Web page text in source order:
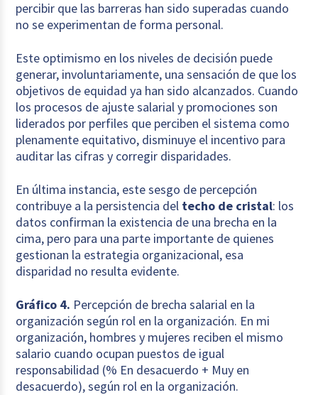
percibir que las barreras han sido superadas cuando
no se experimentan de forma personal.
Este optimismo en los niveles de decisión puede
generar, involuntariamente, una sensación de que los
objetivos de equidad ya han sido alcanzados. Cuando
los procesos de ajuste salarial y promociones son
liderados por perfiles que perciben el sistema como
plenamente equitativo, disminuye el incentivo para
auditar las cifras y corregir disparidades.
En última instancia, este sesgo de percepción
contribuye a la persistencia del techo de cristal: los
datos confirman la existencia de una brecha en la
cima, pero para una parte importante de quienes
gestionan la estrategia organizacional, esa
disparidad no resulta evidente.
Gráfico 4. Percepción de brecha salarial en la
organización según rol en la organización. En mi
organización, hombres y mujeres reciben el mismo
salario cuando ocupan puestos de igual
responsabilidad (% En desacuerdo + Muy en
desacuerdo), según rol en la organización.